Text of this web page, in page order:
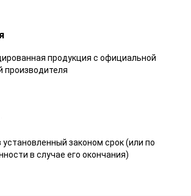
продукция с официальной
производителя
установленный законом срок (или по
в случае его окончания)